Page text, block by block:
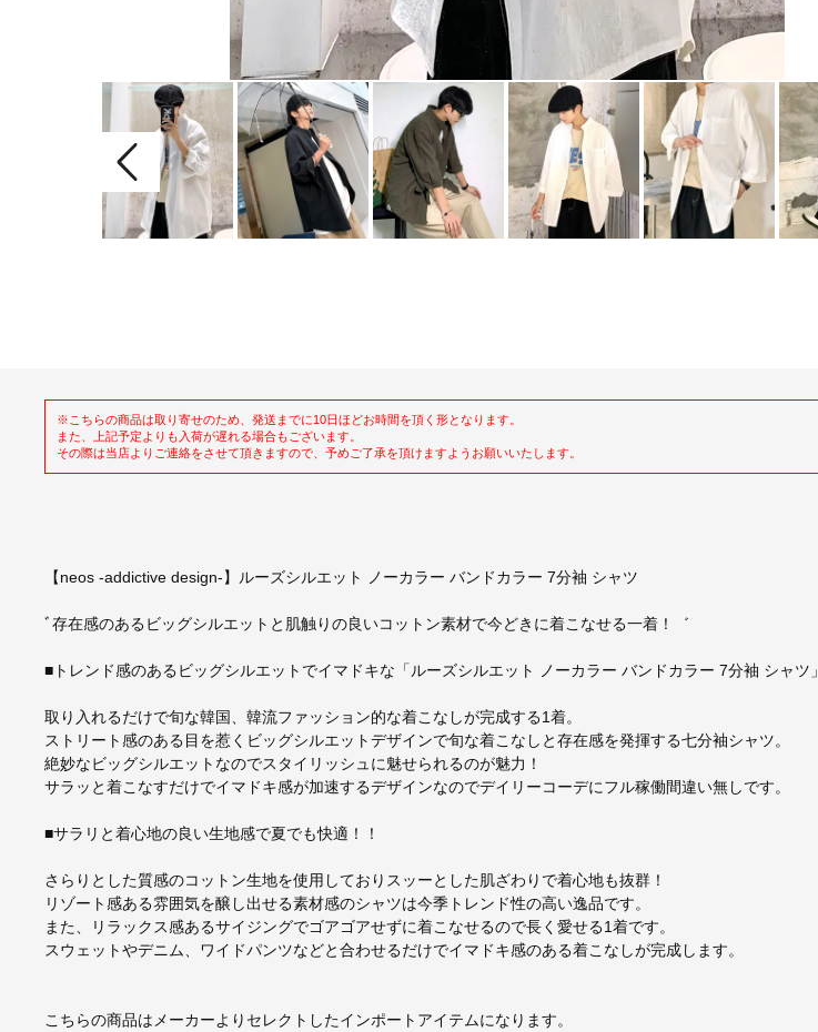
※こちらの商品は取り寄せのため、発送までに10日ほどお時間を頂く形となります。
また、上記予定よりも入荷が遅れる場合もございます。
その際は当店よりご連絡をさせて頂きますので、予めご了承を頂けますようお願いいたします。
【neos -addictive design-】ルーズシルエット ノーカラー バンドカラー 7分袖 シャツ
ﾞ存在感のあるビッグシルエットと肌触りの良いコットン素材で今どきに着こなせる一着！゛
■トレンド感のあるビッグシルエットでイマドキな「ルーズシルエット ノーカラー バンドカラー 7分袖 シャツ」
取り入れるだけで旬な韓国、韓流ファッション的な着こなしが完成する1着。
ストリート感のある目を惹くビッグシルエットデザインで旬な着こなしと存在感を発揮する七分袖シャツ。
絶妙なビッグシルエットなのでスタイリッシュに魅せられるのが魅力！
サラッと着こなすだけでイマドキ感が加速するデザインなのでデイリーコーデにフル稼働間違い無しです。
■サラリと着心地の良い生地感で夏でも快適！！
さらりとした質感のコットン生地を使用しておりスッーとした肌ざわりで着心地も抜群！
リゾート感ある雰囲気を醸し出せる素材感のシャツは今季トレンド性の高い逸品です。
また、リラックス感あるサイジングでゴアゴアせずに着こなせるので長く愛せる1着です。
スウェットやデニム、ワイドパンツなどと合わせるだけでイマドキ感のある着こなしが完成します。
こちらの商品はメーカーよりセレクトしたインポートアイテムになります。